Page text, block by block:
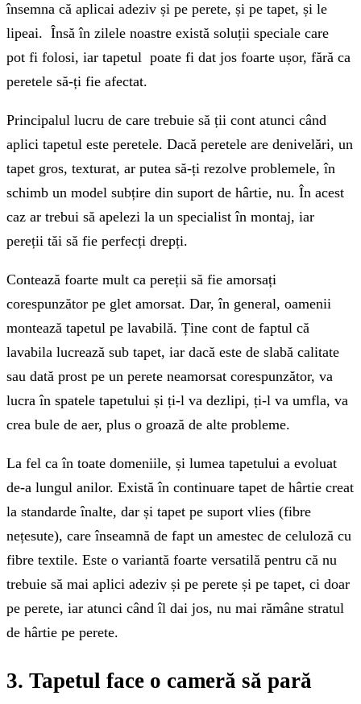
însemna că aplicai adeziv și pe perete, și pe tapet, și le
lipeai. Însă în zilele noastre există soluții speciale care
pot fi folosi, iar tapetul poate fi dat jos foarte ușor, fără ca
peretele să-ți fie afectat.
Principalul lucru de care trebuie să ții cont atunci când
aplici tapetul este peretele. Dacă peretele are denivelări, un
tapet gros, texturat, ar putea să-ți rezolve problemele, în
schimb un model subțire din suport de hârtie, nu. În acest
caz ar trebui să apelezi la un specialist în montaj, iar
pereții tăi să fie perfecți drepți.
Contează foarte mult ca pereții să fie amorsați
corespunzător pe glet amorsat. Dar, în general, oamenii
montează tapetul pe lavabilă. Ține cont de faptul că
lavabila lucrează sub tapet, iar dacă este de slabă calitate
sau dată prost pe un perete neamorsat corespunzător, va
lucra în spatele tapetului și ți-l va dezlipi, ți-l va umfla, va
crea bule de aer, plus o groază de alte probleme.
La fel ca în toate domeniile, și lumea tapetului a evoluat
de-a lungul anilor. Există în continuare tapet de hârtie creat
la standarde înalte, dar și tapet pe suport vlies (fibre
nețesute), care înseamnă de fapt un amestec de celuloză cu
fibre textile. Este o variantă foarte versatilă pentru că nu
trebuie să mai aplici adeziv și pe perete și pe tapet, ci doar
pe perete, iar atunci când îl dai jos, nu mai rămâne stratul
de hârtie pe perete.
3. Tapetul face o cameră să pară